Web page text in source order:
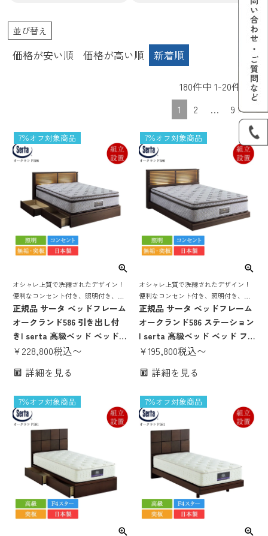
並び替え
価格が安い順 価格が高い順 新着順
180件中 1-20件表示
1
2 … 9
オシャレ上質で洗練されたデザイン！
便利なコンセント付き、照明付き、引
き出し付き、高級感溢れるベッドフレ
ーム
正規品 サータ ベッドフレーム
オークランド586 引き出し付
き| serta 高級ベッド ベッド
フレーム のみ 突板 日本製 国
照明付き コンセント付き 収納
ングル セミダブル ダブル クイ
ーン1
7％オフ対象商品
¥228,800税込〜
詳細を見る
オシャレ上質で洗練されたデザイン！
便利なコンセント付き、照明付き、高
級感溢れるベッドフレーム
正規品 サータ ベッドフレーム
オークランド586 ステーション
| serta 高級ベッド ベッド フ
レーム のみ 無垢 突板 日本製
き 照明付き コンセント付き 脚
ナルシングル セミダブル ダブ
ル クイーン1
7％オフ対象商品
¥195,800税込〜
詳細を見る
7％オフ対象商品 7％オフ対象商品